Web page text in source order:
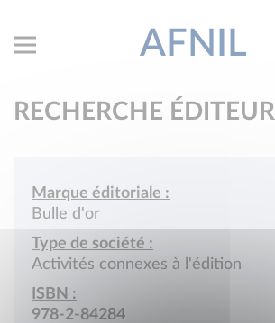
AFNIL
RECHERCHE ÉDITEUR
Marque éditoriale :
Bulle d'or
Type de société :
Activités connexes à l'édition
ISBN :
978-2-84284